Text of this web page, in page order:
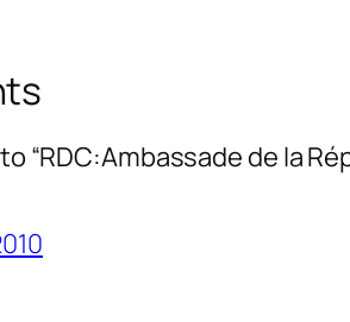
“RDC:Ambassade de la